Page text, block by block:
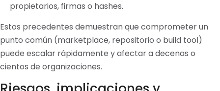
propietarios, firmas o hashes.
Estos precedentes demuestran que comprometer un
punto común (marketplace, repositorio o build tool)
puede escalar rápidamente y afectar a decenas o
cientos de organizaciones.